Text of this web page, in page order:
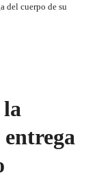
del cuerpo de su
la